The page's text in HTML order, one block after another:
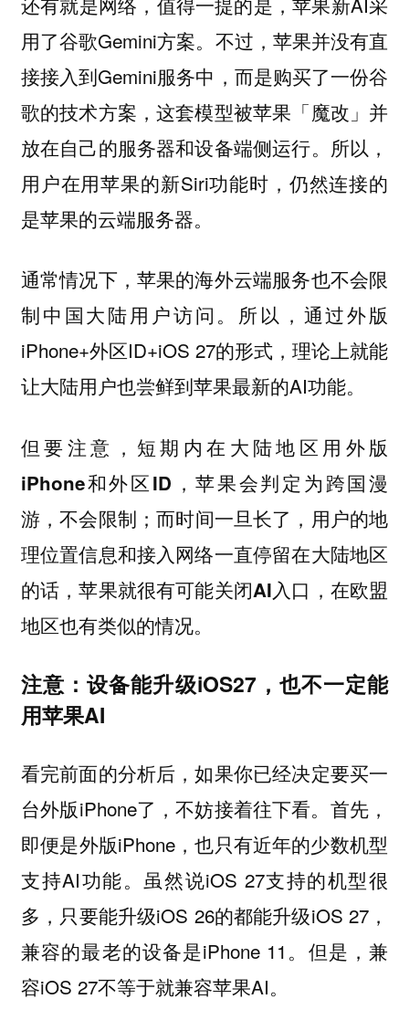
用了谷歌Gemini方案。不过，苹果并没有直
接接入到Gemini服务中，而是购买了一份谷
歌的技术方案，这套模型被苹果「魔改」并
放在自己的服务器和设备端侧运行。所以，
用户在用苹果的新Siri功能时，仍然连接的
是苹果的云端服务器。
通常情况下，苹果的海外云端服务也不会限
制中国大陆用户访问。所以，通过外版
iPhone+外区ID+iOS 27的形式，理论上就能
让大陆用户也尝鲜到苹果最新的AI功能。
但要注意，短期内在大陆地区用外版
iPhone和外区ID，苹果会判定为跨国漫
游，不会限制；而时间一旦长了，用户的地
理位置信息和接入网络一直停留在大陆地区
的话，苹果就很有可能关闭AI入口，在欧盟
地区也有类似的情况。
注意：设备能升级iOS27，也不一定能
用苹果AI
看完前面的分析后，如果你已经决定要买一
台外版iPhone了，不妨接着往下看。首先，
即便是外版iPhone，也只有近年的少数机型
支持AI功能。虽然说iOS 27支持的机型很
多，只要能升级iOS 26的都能升级iOS 27，
兼容的最老的设备是iPhone 11。但是，兼
容iOS 27不等于就兼容苹果AI。